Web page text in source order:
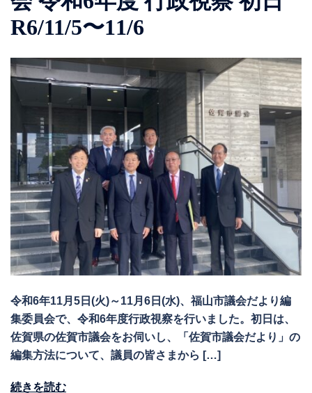
R6/11/5〜11/6
令和6年11月5日(火)～11月6日(水)、福山市議会だより編
集委員会で、令和6年度行政視察を行いました。初日は、
佐賀県の佐賀市議会をお伺いし、「佐賀市議会だより」の
編集方法について、議員の皆さまから […]
続きを読む